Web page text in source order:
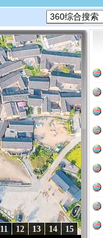
15
14
13
12
11